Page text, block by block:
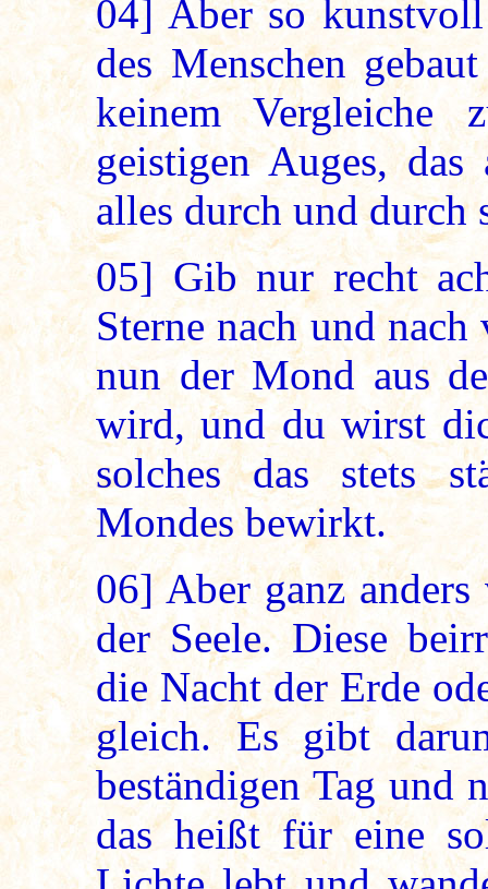
04] Aber so
des Menschen
keinem Vergleiche
geistigen Auges,
alles durch und durch
05] Gib nur recht
Sterne nach und
nun der Mond aus
wird, und du wirst
solches das stets
Mondes bewirkt.
06]Aber ganz anders
der Seele. Diese
die Nacht der Erde
gleich. Es gibt
beständigen Tag und
das heißt für eine